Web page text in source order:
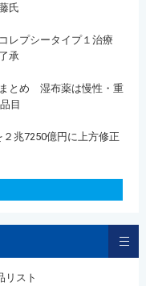
氏
レプシータイプ１治療
承
とめ 湿布薬は慢性・重
目
兆7250億円に上方修正
リスト